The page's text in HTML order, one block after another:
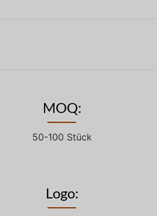
MOQ:
50-100 Stück
Logo: